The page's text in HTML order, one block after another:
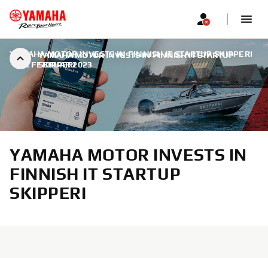
YAMAHA MOTOR INVESTS IN FINNISH IT STARTUP
SKIPPERI
YAMAHA MOTOR INVESTS IN FINNISH IT STARTUP SKIPPERI
6. FEBRUAR 2023
YAMAHA MOTOR INVESTS IN
FINNISH IT STARTUP
SKIPPERI